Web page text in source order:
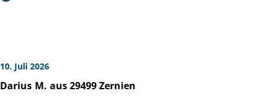
kurz gehalten wurde.
Unabhängig davon war ich mit dem Verlauf sehr zufrieden.
Nach der OP wurde ich noch 2 mal wg. der weiteren
10. Juli 2026
Darius M. aus 29499 Zernien